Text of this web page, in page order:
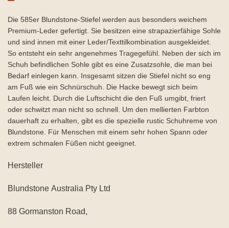
Die 585er Blundstone-Stiefel werden aus besonders weichem
Premium-Leder gefertigt. Sie besitzen eine strapazierfähige Sohle
und sind innen mit einer Leder/Texttilkombination ausgekleidet.
So entsteht ein sehr angenehmes Tragegefühl. Neben der sich im
Schuh befindlichen Sohle gibt es eine Zusatzsohle, die man bei
Bedarf einlegen kann. Insgesamt sitzen die Stiefel nicht so eng
am Fuß wie ein Schnürschuh. Die Hacke bewegt sich beim
Laufen leicht. Durch die Luftschicht die den Fuß umgibt, friert
oder schwitzt man nicht so schnell. Um den mellierten Farbton
dauerhaft zu erhalten, gibt es die spezielle rustic Schuhreme von
Blundstone. Für Menschen mit einem sehr hohen Spann oder
extrem schmalen Füßen nicht geeignet.
Hersteller
Blundstone Australia Pty Ltd
88 Gormanston Road,